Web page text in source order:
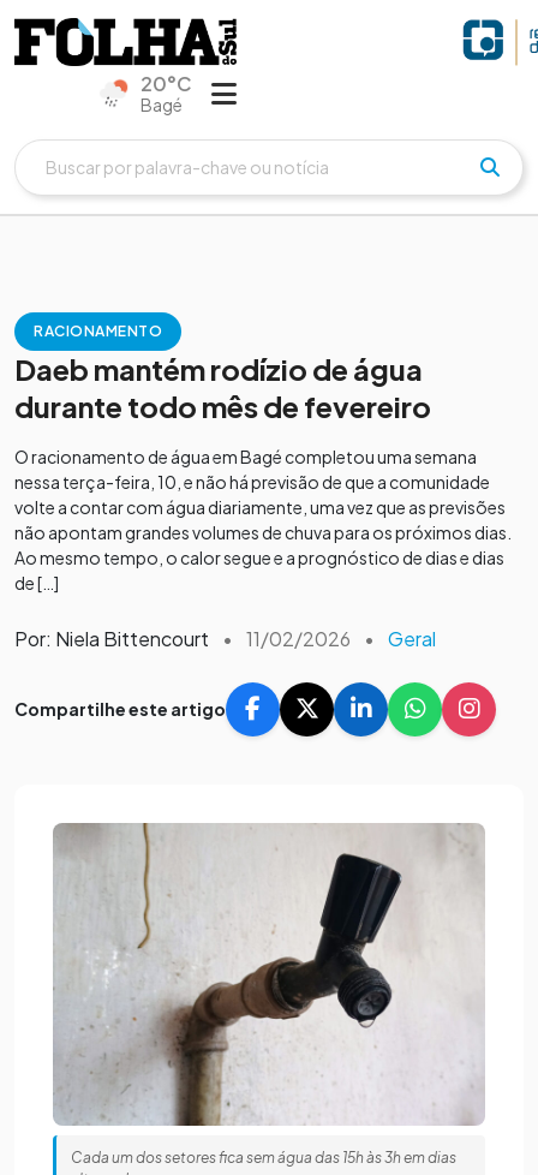
20°C
Bagé
RACIONAMENTO
Daeb mantém rodízio de água
durante todo mês de fevereiro
O racionamento de água em Bagé completou uma semana
nessa terça-feira, 10, e não há previsão de que a comunidade
volte a contar com água diariamente, uma vez que as previsões
não apontam grandes volumes de chuva para os próximos dias.
Ao mesmo tempo, o calor segue e a prognóstico de dias e dias
de […]
Por: Niela Bittencourt • 11/02/2026 • Geral
Compartilhe este artigo
Cada um dos setores fica sem água das 15h às 3h em dias